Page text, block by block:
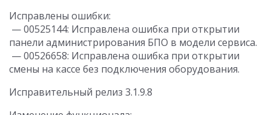
Исправлены ошибки:
— 00525144: Исправлена ошибка при открытии
панели администрирования БПО в модели сервиса.
— 00526658: Исправлена ошибка при открытии
смены на кассе без подключения оборудования.
Исправительный релиз 3.1.9.8